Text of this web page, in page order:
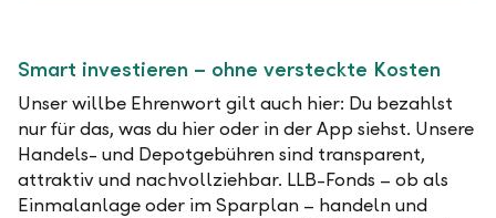
Smart investieren – ohne versteckte Kosten
Unser willbe Ehrenwort gilt auch hier: Du bezahlst
nur für das, was du hier oder in der App siehst. Unsere
Handels- und Depotgebühren sind transparent,
attraktiv und nachvollziehbar. LLB-Fonds – ob als
Einmalanlage oder im Sparplan – handeln und